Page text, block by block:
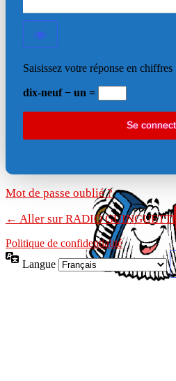
Saisissez votre réponse en chiffres
dix-neuf − un =
Mot de passe oublié ?
← Aller sur RADIO GUINGUETTE
Politique de confidentialité
Langue